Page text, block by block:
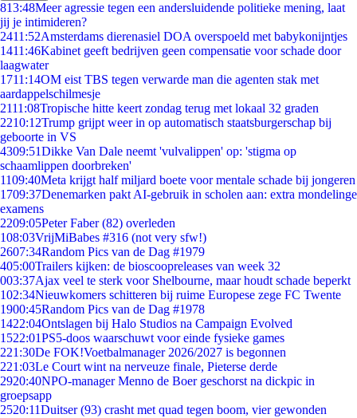
813:48Meer agressie tegen een andersluidende politieke mening, laat
jij je intimideren?
2411:52Amsterdams dierenasiel DOA overspoeld met babykonijntjes
1411:46Kabinet geeft bedrijven geen compensatie voor schade door
laagwater
1711:14OM eist TBS tegen verwarde man die agenten stak met
aardappelschilmesje
2111:08Tropische hitte keert zondag terug met lokaal 32 graden
2210:12Trump grijpt weer in op automatisch staatsburgerschap bij
geboorte in VS
4309:51Dikke Van Dale neemt 'vulvalippen' op: 'stigma op
schaamlippen doorbreken'
1109:40Meta krijgt half miljard boete voor mentale schade bij jongeren
1709:37Denemarken pakt AI-gebruik in scholen aan: extra mondelinge
examens
2209:05Peter Faber (82) overleden
108:03VrijMiBabes #316 (not very sfw!)
2607:34Random Pics van de Dag #1979
405:00Trailers kijken: de bioscoopreleases van week 32
003:37Ajax veel te sterk voor Shelbourne, maar houdt schade beperkt
102:34Nieuwkomers schitteren bij ruime Europese zege FC Twente
1900:45Random Pics van de Dag #1978
1422:04Ontslagen bij Halo Studios na Campaign Evolved
1522:01PS5-doos waarschuwt voor einde fysieke games
221:30De FOK!Voetbalmanager 2026/2027 is begonnen
221:03Le Court wint na nerveuze finale, Pieterse derde
2920:40NPO-manager Menno de Boer geschorst na dickpic in
groepsapp
2520:11Duitser (93) crasht met quad tegen boom, vier gewonden